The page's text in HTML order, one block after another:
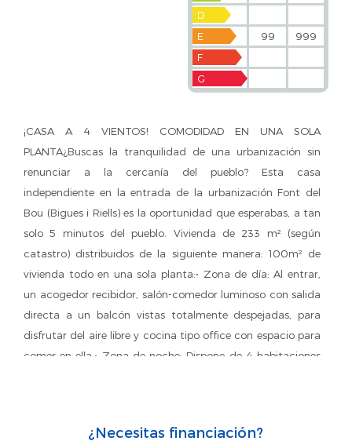
D
E
99
999
F
G
¡CASA A 4 VIENTOS! COMODIDAD EN UNA SOLA
PLANTA¿Buscas la tranquilidad de una urbanización sin
renunciar a la cercanía del pueblo? Esta casa
independiente en la entrada de la urbanización Font del
Bou (Bigues i Riells) es la oportunidad que esperabas, a tan
solo 5 minutos del pueblo. Vivienda de 233 m² (según
catastro) distribuidos de la siguiente manera: 100m² de
vivienda todo en una sola planta:• Zona de día: Al entrar,
un acogedor recibidor, salón-comedor luminoso con salida
directa a un balcón vistas totalmente despejadas, para
disfrutar del aire libre y cocina tipo office con espacio para
comer en ella.• Zona de noche: Dispone de 4 habitaciones
y trastero. Baño con plato de ducha.• La vivienda está
¿Necesitas financiación?